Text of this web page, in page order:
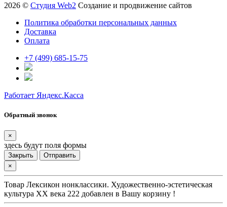
2026 © Студия Web2 Создание и продвижение сайтов
Политика обработки персональных данных
Доставка
Оплата
+7 (499) 685-15-75
Работает Яндекс.Касса
Обратный звонок
×
здесь будут поля формы
Закрыть
Отправить
×
Товар Лексикон нонклассики. Художественно-эстетическая
культура XX века 222 добавлен в Вашу корзину !